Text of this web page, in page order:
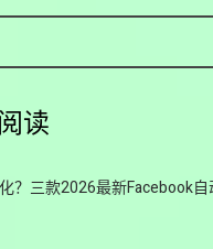
读
？三款2026最新Facebook自